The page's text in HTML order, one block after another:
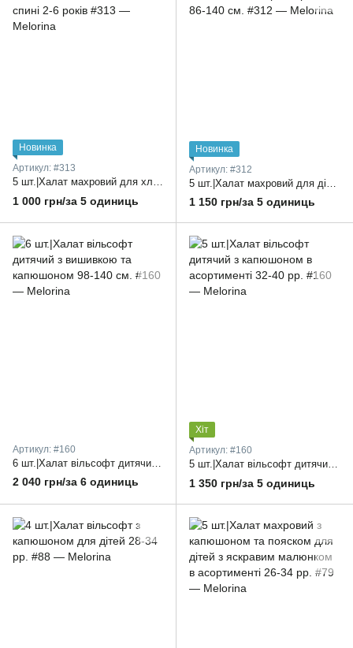
Новинка
Артикул: #313
5 шт.|Халат махровий для хлопчків з пояском та капюшоном та накатом на спині 2-6 років
1 000 грн/за 5 одиниць
Новинка
Артикул: #312
1 150 грн/за 5 одиниць
Артикул: #160
2 040 грн/за 6 одиниць
Хіт
Артикул: #160
5 шт.|Халат вільсофт дитячий з капюшоном в асортименті 32-40 рр.
1 350 грн/за 5 одиниць